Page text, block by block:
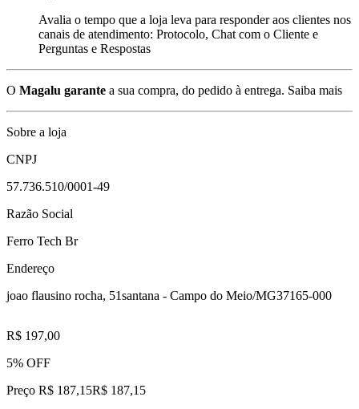
Avalia o tempo que a loja leva para responder aos clientes nos
canais de atendimento: Protocolo, Chat com o Cliente e
Perguntas e Respostas
O Magalu garante a sua compra, do pedido à entrega. Saiba mais
Sobre a loja
CNPJ
57.736.510/0001-49
Razão Social
Ferro Tech Br
Endereço
joao flausino rocha, 51santana - Campo do Meio/MG37165-000
R$ 197,00
5% OFF
Preço R$ 187,15R$ 187,15